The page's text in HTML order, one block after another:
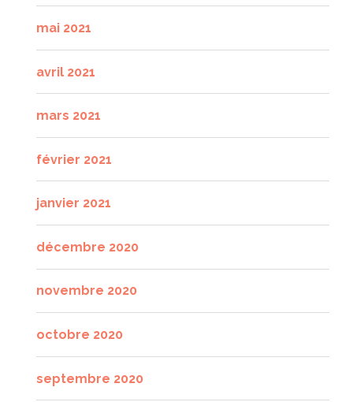
mai 2021
avril 2021
mars 2021
février 2021
janvier 2021
décembre 2020
novembre 2020
octobre 2020
septembre 2020